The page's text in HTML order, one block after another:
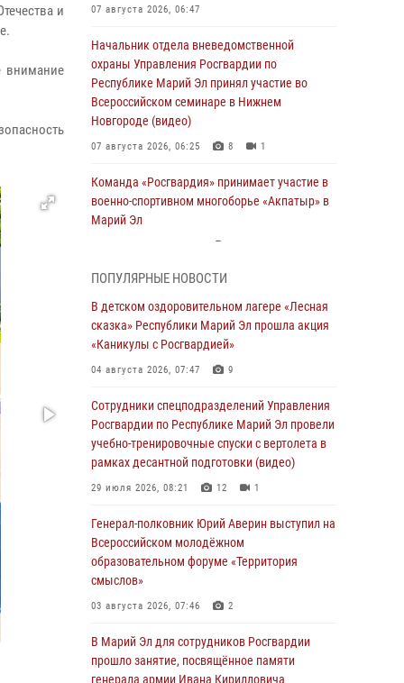
и
внимание
07 августа 2026, 06:47
Начальник отдела вневедомственной
охраны Управления Росгвардии по
Республике Марий Эл принял участие во
Всероссийском семинаре в Нижнем
Новгороде (видео)
07 августа 2026, 06:25 8 1
Команда «Росгвардия» принимает участие в
военно-спортивном многоборье «Акпатыр» в
Марий Эл
Представитель вневедомственной охраны
Управления Росгвардии по Республике
Марий Эл принял участие в учебно-
методическом сборе Росгвардии в Ижевске
06 августа 2026, 09:37 10
В Марий Эл сотрудники ЛРР Росгвардии за
прошедший месяц провели более 90
проверок мест хранения гражданского
06 августа 2026, 08:00
В Марий Эл сотрудники вневедомственной
охраны Росгвардии за прошедший месяц
задержали 19 нарушителей
05 августа 2026, 09:44
прошло занятие, посвящённое памяти
генерала армии Ивана Кирилловича
ПОПУЛЯРНЫЕ НОВОСТИ
В детском оздоровительном лагере «Лесная
сказка» Республики Марий Эл прошла акция
«Каникулы с Росгвардией»
04 августа 2026, 07:47 9
Сотрудники спецподразделений Управления
Росгвардии по Республике Марий Эл провели
учебно-тренировочные спуски с вертолета в
рамках десантной подготовки (видео)
29 июля 2026, 08:21 12 1
Генерал-полковник Юрий Аверин выступил на
Всероссийском молодёжном
образовательном форуме «Территория
смыслов»
03 августа 2026, 07:46 2
В Марий Эл для сотрудников Росгвардии
прошло занятие, посвящённое памяти
генерала армии Ивана Кирилловича